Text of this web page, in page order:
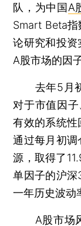
队，为中国A
Smart Beta
论研究和投资
A股市场的因
去年5月初
对于市值因
有效的系统
通过每月初
源，取得了
单因子的沪
一年历史波动
A股市场风